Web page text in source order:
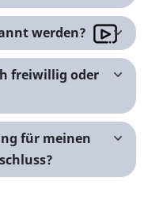
werden?
freiwillig oder
für meinen